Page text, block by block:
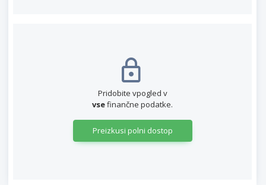
Pridobite vpogled v
vsefinančne podatke.
Preizkusi polni dostop